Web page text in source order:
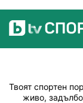
Твоят спортен
живо,